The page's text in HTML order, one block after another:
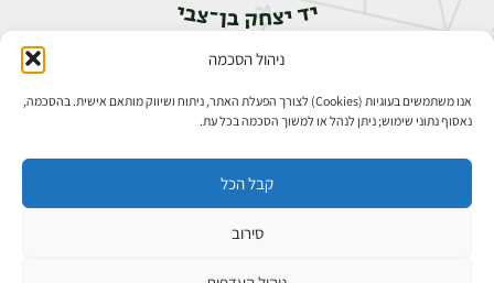
ניהול הסכמה
אנו משתמשים בעוגיות (Cookies) לצורך הפעלת האתר, ניתוח ושיווק מותאם אישית. בהסכמה,
נאסוף נתוני שימוש; ניתן לנהל או למשוך הסכמה בכל עת.
קבל הכל
סירוב
אבן גבירול 14, רחביה, ירושלים